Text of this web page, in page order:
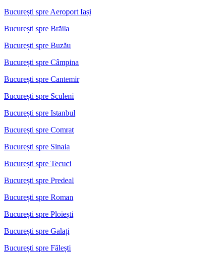
București spre Aeroport Iași
București spre Brăila
București spre Buzău
București spre Câmpina
București spre Cantemir
București spre Sculeni
București spre Istanbul
București spre Comrat
București spre Sinaia
București spre Tecuci
București spre Predeal
București spre Roman
București spre Ploiești
București spre Galați
București spre Fălești